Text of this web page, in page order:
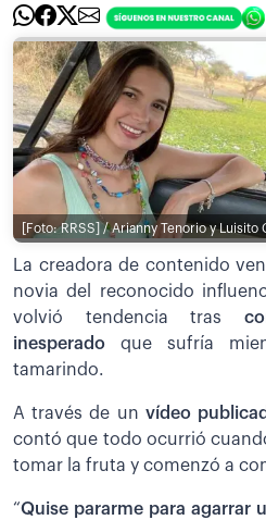
[Foto: RRSS] / Arianny Tenorio y Luisito
La creadora de contenido
novia del reconocido
volvió tendencia tras
inesperado que sufría
tamarindo.
A través de un vídeo
contó que todo ocurrió
tomar la fruta y comenzó a
“Quise pararme para agarrar